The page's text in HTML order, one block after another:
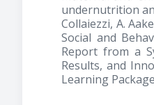
undernutrition
Collaiezzi, A.
Social and
Report from a
Results, and
Learning